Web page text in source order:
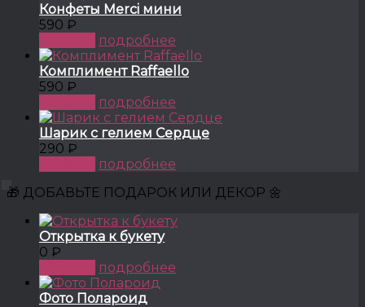
Конфеты Merci мини
590 ₽
подробнее
Комплимент Raffaello
590 ₽
подробнее
Шарик с гелием Сердце
290 ₽
подробнее
🎁 ДОБАВЬТЕ ПОДАРОК ИЛИ ДЕКОР 🌼
Открытка к букету
0 ₽
подробнее
Фото Полароид